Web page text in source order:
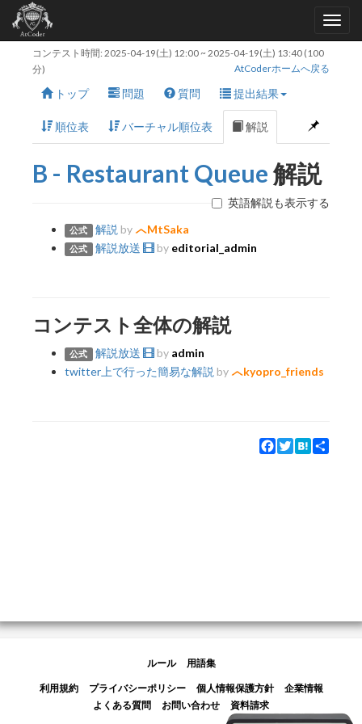
コンテスト時間: 2025-04-19(土) 12:00~ 2025-04-19(土) 13:40 (100
分)
AtCoderホームへ戻る
トップ 問題 質問 提出結果
順位表 バーチャル順位表 解説
B - Restaurant Queue解説
英語解説も表示する
公式 解説 by MtSaka
公式 解説放送 by editorial_admin
コンテスト全体の解説
公式 解説放送 by admin
twitter上で行った簡易な解説 by kyopro_friends
Facebook
Twitter
Hatena
ルール 用語集
利用規約 プライバシーポリシー 個人情報保護方針
企業情報
よくある質問
お問い合わせ 資料請求